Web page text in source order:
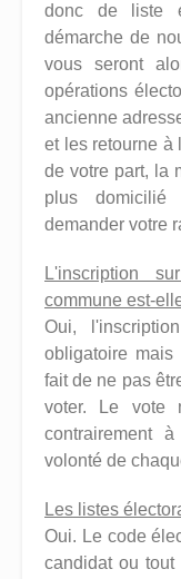
donc de liste
démarche de
vous seront
opérations
ancienne
et les retourne à
de votre part, la
plus
demander votre
L'inscription
commune est-
Oui,
obligatoire
fait de ne pas
voter. Le vote
contrairement
volonté de
Les listes
Oui. Le code
candidat ou tout